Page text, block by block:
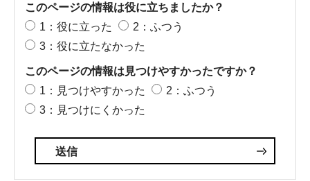
このページの情報は役に立ちましたか？
1：役に立った
2：ふつう
3：役に立たなかった
このページの情報は見つけやすかったですか？
1：見つけやすかった
2：ふつう
3：見つけにくかった